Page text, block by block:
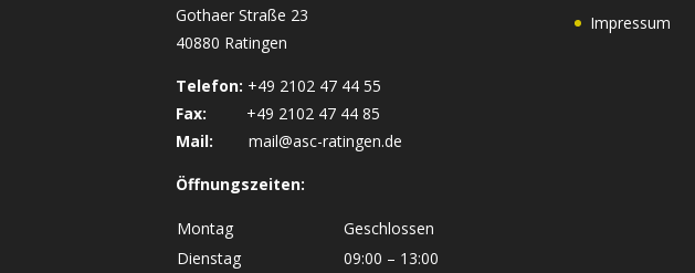
Gothaer Straße 23
40880 Ratingen
Telefon: +49 2102 47 44 55
Fax: +49 2102 47 44 85
Mail:
mail@asc-ratingen.de
Öffnungszeiten:
Montag
Geschlossen
Dienstag
09:00 – 13:00
Impressum